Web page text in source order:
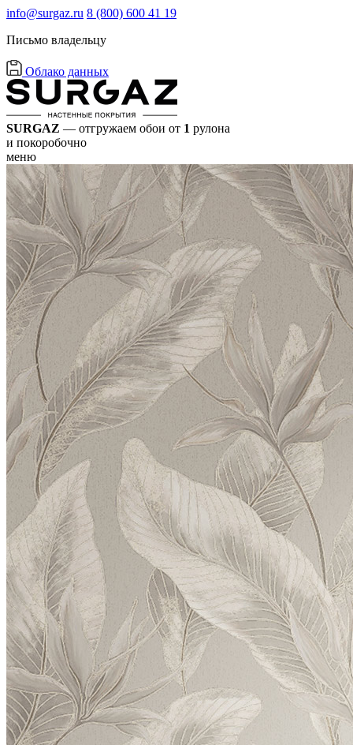
info@surgaz.ru 8 (800) 600 41 19
Письмо владельцу
Облако данных
SURGAZ — отгружаем обои от 1 рулона
и покоробочно
меню